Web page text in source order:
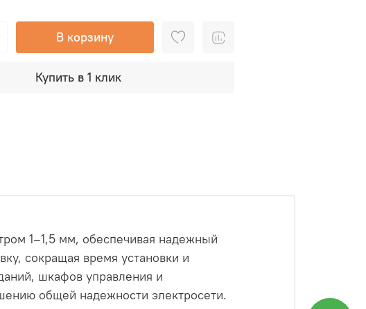
В корзину
Купить в 1 клик
1–1,5 мм, обеспечивая надежный
сокращая время установки и
шкафов управления и
общей надежности электросети.